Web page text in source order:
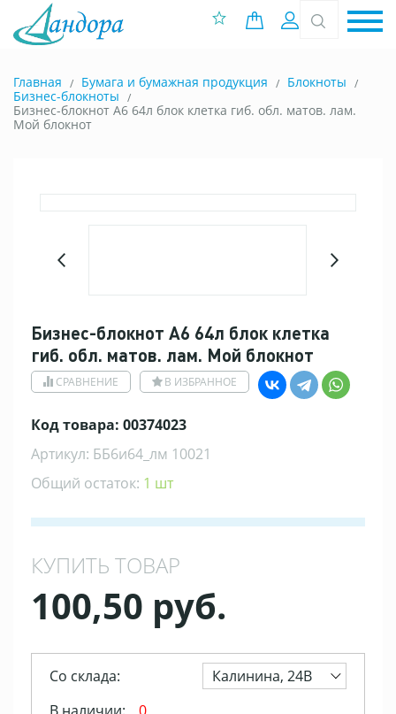
0 позиций
Вход
Главная Бумага и бумажная продукция
Блокноты
Бизнес-блокноты
Бизнес-блокнот А6 64л блок клетка гиб. обл. матов. лам.
Мой блокнот
Бизнес-блокнот А6 64л блок клетка
гиб. обл. матов. лам. Мой блокнот
СРАВНЕНИЕ В ИЗБРАННОЕ
Код товара: 00374023
Артикул: ББ6и64_лм 10021
Общий остаток: 1 шт
КУПИТЬ ТОВАР
100,50 руб.
Со склада:
Калинина, 24В